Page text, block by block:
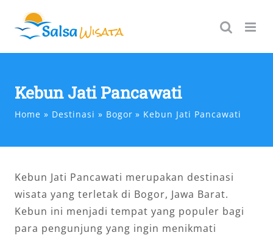
content
Kebun Jati Pancawati
Home Destinasi Bogor Kebun Jati Pancawati
Kebun Jati Pancawati merupakan destinasi
wisata yang terletak di Bogor, Jawa Barat.
Kebun ini menjadi tempat yang populer bagi
para pengunjung yang ingin menikmati